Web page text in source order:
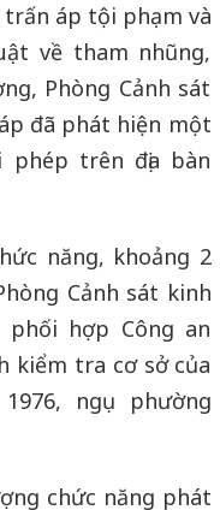
áp tội phạm và
về tham nhũng,
Phòng Cảnh sát
đã phát hiện một
trên địa bàn
năng, khoảng 2
Cảnh sát kinh
hợp Công an
kiểm tra cơ sở của
ngụ phường
chức năng phát